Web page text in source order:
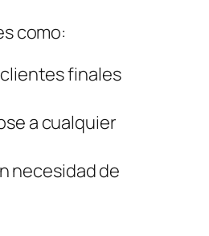
como:
finales
a cualquier
necesidad de